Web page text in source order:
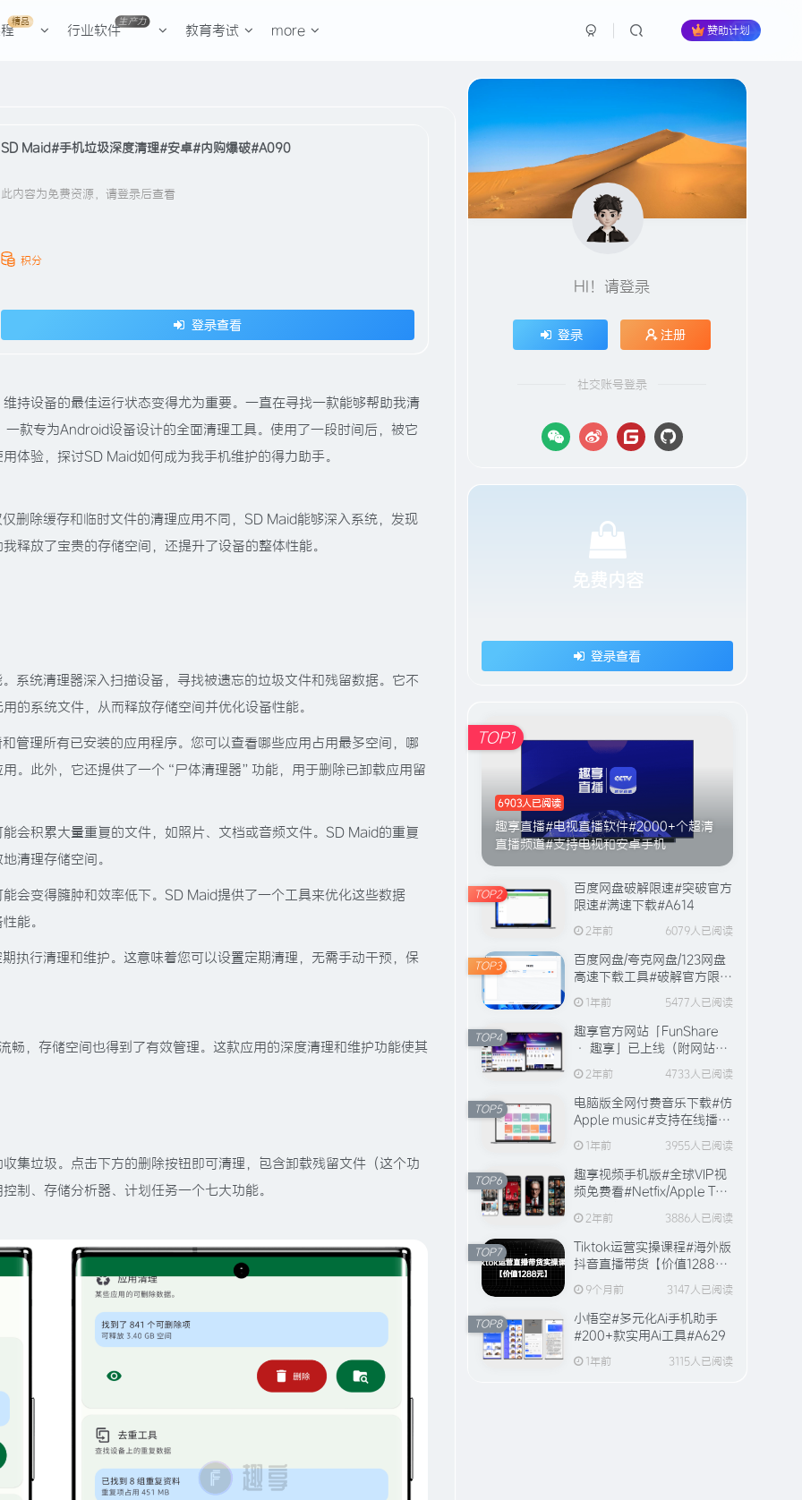
精品
行业软件
生产力
教育考试 more 赞助计划
SD Maid#手机垃圾深度清理#安卓#内购爆破#A090
此内容为免费资源，请登录后查看
积分
登录查看
持设备的最佳运行状态变得尤为重要。一直在寻找一款能够帮助我清
款专为Android设备设计的全面清理工具。使用了一段时间后，被它
体验，探讨SD Maid如何成为我手机维护的得力助手。
删除缓存和临时文件的清理应用不同，SD Maid能够深入系统，发现
释放了宝贵的存储空间，还提升了设备的整体性能。
系统清理器深入扫描设备，寻找被遗忘的垃圾文件和残留数据。它不
的系统文件，从而释放存储空间并优化设备性能。
管理所有已安装的应用程序。您可以查看哪些应用占用最多空间，哪
。此外，它还提供了一个“尸体清理器”功能，用于删除已卸载应用留
会积累大量重复的文件，如照片、文档或音频文件。SD Maid的重复
清理存储空间。
会变得臃肿和效率低下。SD Maid提供了一个工具来优化这些数据
能。
执行清理和维护。这意味着您可以设置定期清理，无需手动干预，保
，存储空间也得到了有效管理。这款应用的深度清理和维护功能使其
集垃圾。点击下方的删除按钮即可清理，包含卸载残留文件（这个功
制、存储分析器、计划任务一个七大功能。
HI！请登录
登录 注册
社交账号登录
免费内容
登录查看
6903人已阅读
趣享直播#电视直播软件#2000+个超清
直播频道#支持电视和安卓手机
TOP1
百度网盘破解限速#突破官方
限速#满速下载#A614
2年前 6079人已阅读
TOP2
百度网盘/夸克网盘/123网盘
高速下载工具#破解官方限速
#全程宽带峰值下载#A706
1年前 5477人已阅读
TOP3
趣享官方网站「FunShare
· 趣享」已上线（附网站功
能介绍）
2年前 4733人已阅读
TOP4
电脑版全网付费音乐下载#仿
Apple music#支持在线播放
与缓存#A631
1年前 3955人已阅读
TOP5
趣享视频手机版#全球VIP视
频免费看#Netfix/Apple TV
源】
2年前 3886人已阅读
TOP6
Tiktok运营实操课程#海外版
抖音直播带货【价值1288
9个月前 3147人已阅读
TOP7
小悟空#多元化Ai手机助手
#200+款实用Ai工具#A629
1年前 3115人已阅读
TOP8